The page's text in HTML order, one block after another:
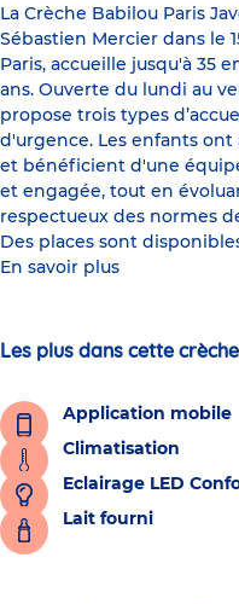
La Crèche Babilou Paris
Sébastien Mercier dans le
Paris, accueille jusqu'à 35
ans. Ouverte du lundi au
propose trois types
d'urgence. Les enfants ont
et bénéficient d'une
et engagée, tout en
respectueux des normes
Des places sont
En savoir plus
Les plus dans cette crèche
Application mobile
Climatisation
Eclairage LED
Lait fourni